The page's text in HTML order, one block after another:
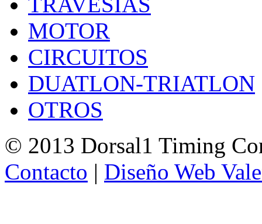
MOTOR
CIRCUITOS
DUATLON-TRIATLON
OTROS
© 2013 Dorsal1 Timing
Contacto | Diseño Web